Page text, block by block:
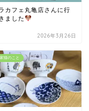
カフェ丸亀店さんに行
ました
2026年3月26日
猫のこと